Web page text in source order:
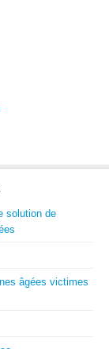
solution de
âgées victimes